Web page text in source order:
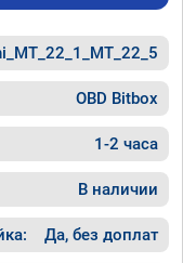
OBD Bitbox
1-2 часа
В наличии
Да, без доплат